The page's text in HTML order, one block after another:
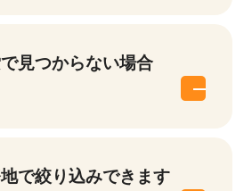
見つからない場合
で絞り込みできます